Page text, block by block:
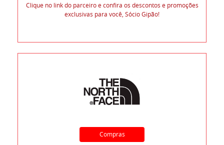
Clique no link do parceiro e confira os descontos e promoções
exclusivas para você, Sócio Gipão!
Compras